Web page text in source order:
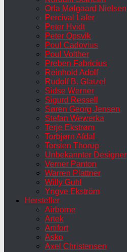
Orla Mølgaard Nielsen
Percival Lafer
Peter Hvidt
Peter Opsvik
Poul Cadovius
Poul Volther
Preben Fabricius
Reinhold Adolf
Rudolf B. Glatzel
Sidse Werner
Sigurd Ressell
Søren Georg Jensen
Stefan Wewerka
Terje Ekstrøm
Torbjørn Afdal
Torsten Thorup
Unbekannter Designer
Verner Panton
Warren Plattner
Willy Guhl
Yngve Ekström
Hersteller
Airborne
Artek
Artifort
Asko
Axel Christensen